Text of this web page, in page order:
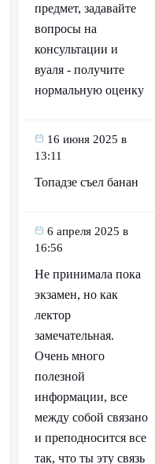
предмет, задавайте
вопросы на
консультации и
вуаля - получите
нормальную оценку
16 июня 2025 в
13:11
Топадзе съел банан
6 апреля 2025 в
16:56
Не принимала пока
экзамен, но как
лектор
замечательная.
Очень много
полезной
информации, все
между собой связано
и преподносится все
так, что ты эту связь